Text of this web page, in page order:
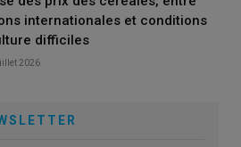
€/kg en quelques semaines.
aujourd’hui de l’argent sur chaque
sur le porc via
internationales et conditions
difficiles
2026